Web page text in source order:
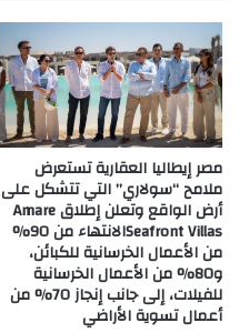
مصر إيطاليا العقارية تستعرض
ملامح “سولاري” التي تتشكل على
أرض الواقع وتعلن إطلاق Amare
Seafront Villasالانتهاء من 90%
من الأعمال الخرسانية للكبائن،
و80% من الأعمال الخرسانية
للفيلات، إلى جانب إنجاز 70% من
أعمال تسوية الأراضي